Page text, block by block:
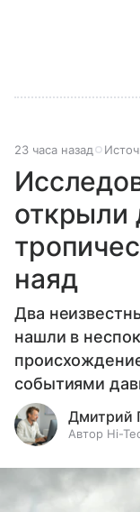
23 часа назад
открыли
наяд
Два
нашли в
событиями
Дмитрий
Автор Hi-